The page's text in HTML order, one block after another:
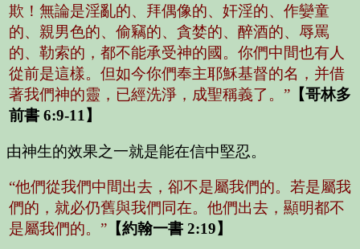
欺！無論是淫亂的、拜偶像的、奸淫的、作孌童
的、親男色的、偷竊的、貪婪的、醉酒的、辱罵
的、勒索的，都不能承受神的國。你們中間也有人
從前是這樣。但如今你們奉主耶穌基督的名，并借
著我們神的靈，已經洗淨，成聖稱義了。” 【哥林多
前書 6:9-11】
由神生的效果之一就是能在信中堅忍。
“他們從我們中間出去，卻不是屬我們的。若是屬我
們的，就必仍舊與我們同在。他們出去，顯明都不
是屬我們的。” 【約翰一書 2:19】